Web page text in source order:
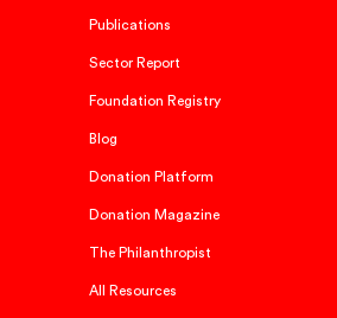
Publications
Sector Report
Foundation Registry
Blog
Donation Platform
Donation Magazine
The Philanthropist
All Resources